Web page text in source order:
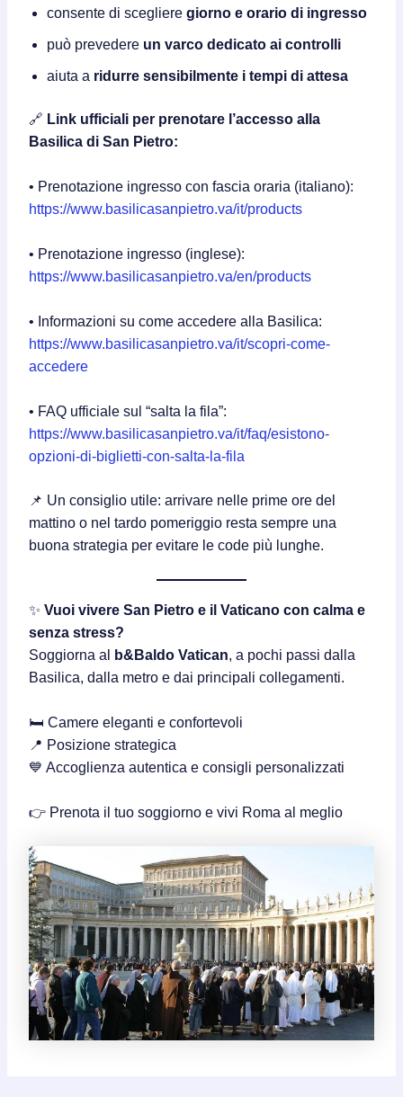
consente di sceglieregiorno e orario di ingresso
può prevedere un varco dedicato ai controlli
aiuta a ridurre sensibilmente i tempi di attesa
🔗 Link ufficiali per prenotare l’accesso alla
Basilica di San Pietro:
• Prenotazione ingresso con fascia oraria (italiano):
https://www.basilicasanpietro.va/it/products
• Prenotazione ingresso (inglese):
https://www.basilicasanpietro.va/en/products
• Informazioni su come accedere alla Basilica:
https://www.basilicasanpietro.va/it/scopri-come-
accedere
• FAQ ufficiale sul “salta la fila”:
https://www.basilicasanpietro.va/it/faq/esistono-
opzioni-di-biglietti-con-salta-la-fila
📌 Un consiglio utile: arrivare nelle prime ore del
mattino o nel tardo pomeriggio resta sempre una
buona strategia per evitare le code più lunghe.
✨Vuoi vivere San Pietro e il Vaticano con calma e
senza stress?
Soggiorna al
b&Baldo Vatican, a pochi passi dalla
Basilica, dalla metro e dai principali collegamenti.
🛏️ Camere eleganti e confortevoli
📍 Posizione strategica
💙 Accoglienza autentica e consigli personalizzati
👉 Prenota il tuo soggiorno e vivi Roma al meglio